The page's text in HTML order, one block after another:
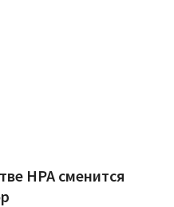
НРА сменится